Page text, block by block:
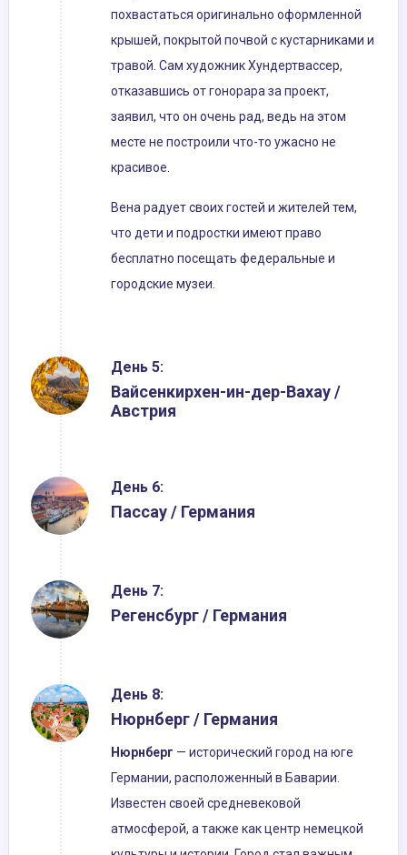
похвастаться оригинально оформленной
крышей, покрытой почвой с кустарниками и
травой. Сам художник Хундертвассер,
отказавшись от гонорара за проект,
заявил, что он очень рад, ведь на этом
месте не построили что-то ужасно не
красивое.
Вена радует своих гостей и жителей тем,
что дети и подростки имеют право
бесплатно посещать федеральные и
городские музеи.
День 5:
Вайсенкирхен-ин-дер-Вахау /
Австрия
День 6:
Пассау / Германия
День 7:
Регенсбург / Германия
День 8:
Нюрнберг / Германия
Нюрнберг — исторический город на юге
Германии, расположенный в Баварии.
Известен своей средневековой
атмосферой, а также как центр немецкой